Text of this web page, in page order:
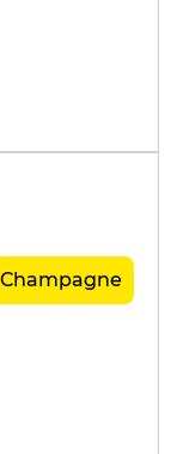
Champagne